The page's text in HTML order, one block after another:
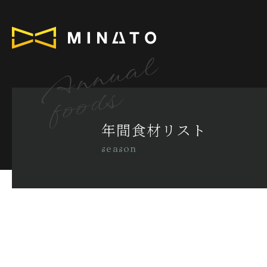
年間食材リスト
season
Annual
foods